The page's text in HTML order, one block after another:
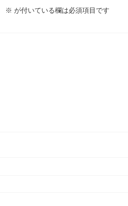
※ が付いている欄は必須項目です